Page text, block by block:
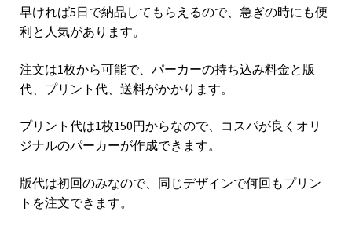
早ければ5日で納品してもらえるので、急ぎの時にも便
利と人気があります。
注文は1枚から可能で、パーカーの持ち込み料金と版
代、プリント代、送料がかかります。
プリント代は1枚150円からなので、コスパが良くオリ
ジナルのパーカーが作成できます。
版代は初回のみなので、同じデザインで何回もプリン
トを注文できます。